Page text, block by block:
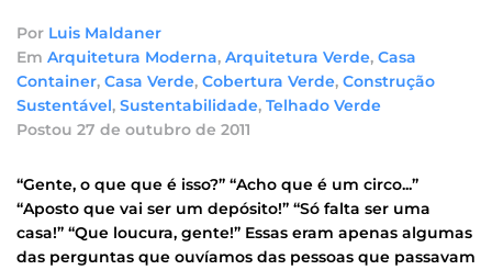
Por Luis Maldaner
Em Arquitetura Moderna, Arquitetura Verde, Casa
Container, Casa Verde, Cobertura Verde, Construção
Sustentável, Sustentabilidade, Telhado Verde
Postou 27 de outubro de 2011
“Gente, o que que é isso?” “Acho que é um circo...”
“Aposto que vai ser um depósito!” “Só falta ser uma
casa!” “Que loucura, gente!” Essas eram apenas algumas
das perguntas que ouvíamos das pessoas que passavam